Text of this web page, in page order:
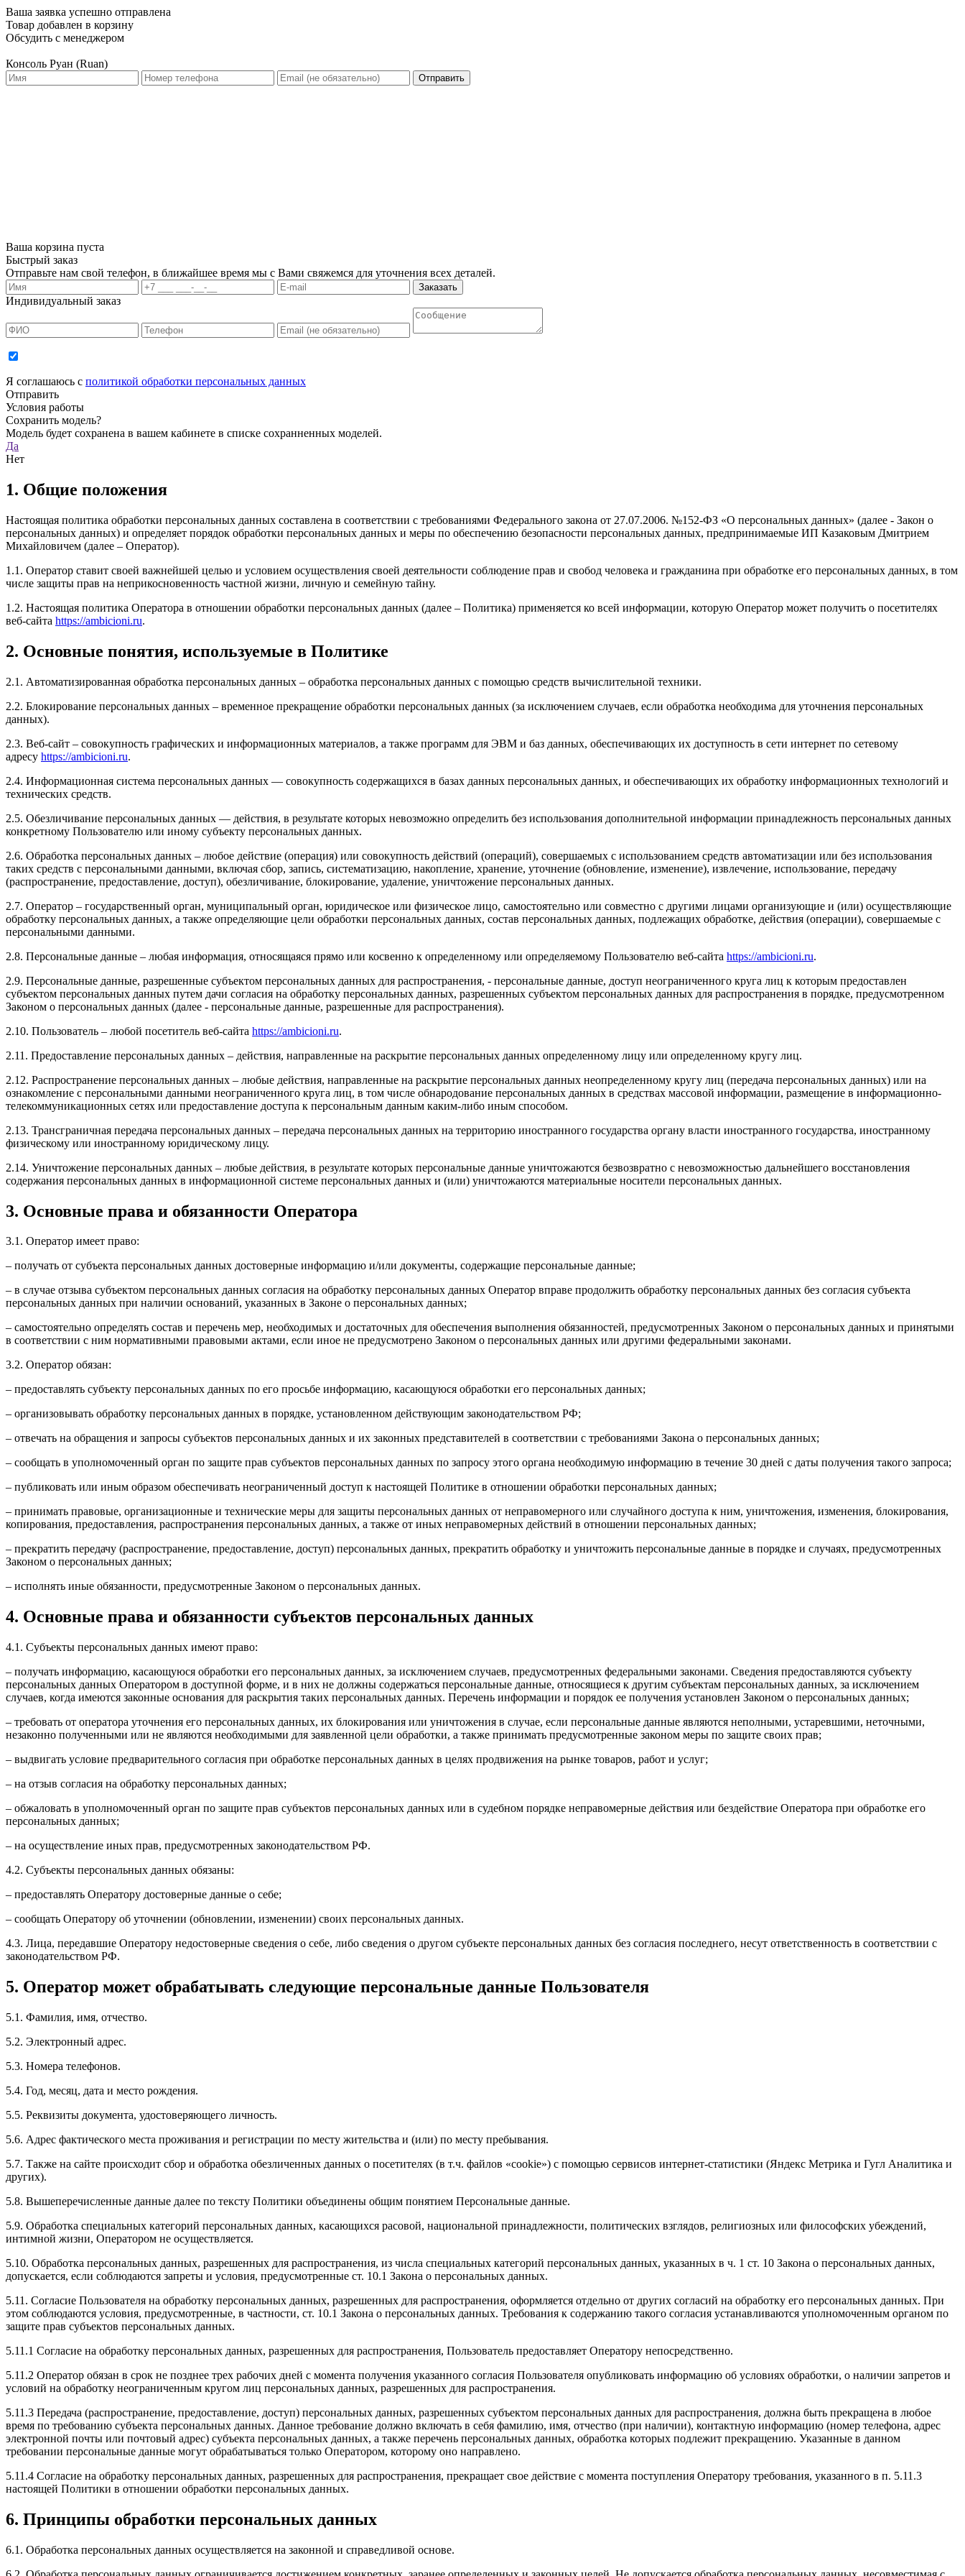
Ваша заявка успешно отправлена
Товар добавлен в корзину
Обсудить с менеджером
Консоль Руан (Ruan)
Отправить
Ваша корзина пуста
Быстрый заказ
Отправьте нам свой телефон, в ближайшее время мы с Вами свяжемся для уточнения всех деталей.
Заказать
Индивидуальный заказ
Я соглашаюсь с политикой обработки персональных данных
Отправить
Условия работы
Сохранить модель?
Модель будет сохранена в вашем кабинете в списке сохранненных моделей.
Да
Нет
1. Общие положения
Настоящая политика обработки персональных данных составлена в соответствии с требованиями Федерального закона от 27.07.2006. №152-ФЗ «О персональных данных» (далее - Закон о
персональных данных) и определяет порядок обработки персональных данных и меры по обеспечению безопасности персональных данных, предпринимаемые ИП Казаковым Дмитрием
Михайловичем (далее – Оператор).
1.1. Оператор ставит своей важнейшей целью и условием осуществления своей деятельности соблюдение прав и свобод человека и гражданина при обработке его персональных данных, в том
числе защиты прав на неприкосновенность частной жизни, личную и семейную тайну.
1.2. Настоящая политика Оператора в отношении обработки персональных данных (далее – Политика) применяется ко всей информации, которую Оператор может получить о посетителях
веб-сайта https://ambicioni.ru.
2. Основные понятия, используемые в Политике
2.1. Автоматизированная обработка персональных данных – обработка персональных данных с помощью средств вычислительной техники.
2.2. Блокирование персональных данных – временное прекращение обработки персональных данных (за исключением случаев, если обработка необходима для уточнения персональных
данных).
2.3. Веб-сайт – совокупность графических и информационных материалов, а также программ для ЭВМ и баз данных, обеспечивающих их доступность в сети интернет по сетевому
адресу https://ambicioni.ru.
2.4. Информационная система персональных данных — совокупность содержащихся в базах данных персональных данных, и обеспечивающих их обработку информационных технологий и
технических средств.
2.5. Обезличивание персональных данных — действия, в результате которых невозможно определить без использования дополнительной информации принадлежность персональных данных
конкретному Пользователю или иному субъекту персональных данных.
2.6. Обработка персональных данных – любое действие (операция) или совокупность действий (операций), совершаемых с использованием средств автоматизации или без использования
таких средств с персональными данными, включая сбор, запись, систематизацию, накопление, хранение, уточнение (обновление, изменение), извлечение, использование, передачу
(распространение, предоставление, доступ), обезличивание, блокирование, удаление, уничтожение персональных данных.
2.7. Оператор – государственный орган, муниципальный орган, юридическое или физическое лицо, самостоятельно или совместно с другими лицами организующие и (или) осуществляющие
обработку персональных данных, а также определяющие цели обработки персональных данных, состав персональных данных, подлежащих обработке, действия (операции), совершаемые с
персональными данными.
2.8. Персональные данные – любая информация, относящаяся прямо или косвенно к определенному или определяемому Пользователю веб-сайта https://ambicioni.ru.
2.9. Персональные данные, разрешенные субъектом персональных данных для распространения, - персональные данные, доступ неограниченного круга лиц к которым предоставлен
субъектом персональных данных путем дачи согласия на обработку персональных данных, разрешенных субъектом персональных данных для распространения в порядке, предусмотренном
Законом о персональных данных (далее - персональные данные, разрешенные для распространения).
2.10. Пользователь – любой посетитель веб-сайта https://ambicioni.ru.
2.11. Предоставление персональных данных – действия, направленные на раскрытие персональных данных определенному лицу или определенному кругу лиц.
2.12. Распространение персональных данных – любые действия, направленные на раскрытие персональных данных неопределенному кругу лиц (передача персональных данных) или на
ознакомление с персональными данными неограниченного круга лиц, в том числе обнародование персональных данных в средствах массовой информации, размещение в информационно-
телекоммуникационных сетях или предоставление доступа к персональным данным каким-либо иным способом.
2.13. Трансграничная передача персональных данных – передача персональных данных на территорию иностранного государства органу власти иностранного государства, иностранному
физическому или иностранному юридическому лицу.
2.14. Уничтожение персональных данных – любые действия, в результате которых персональные данные уничтожаются безвозвратно с невозможностью дальнейшего восстановления
содержания персональных данных в информационной системе персональных данных и (или) уничтожаются материальные носители персональных данных.
3. Основные права и обязанности Оператора
3.1. Оператор имеет право:
– получать от субъекта персональных данных достоверные информацию и/или документы, содержащие персональные данные;
– в случае отзыва субъектом персональных данных согласия на обработку персональных данных Оператор вправе продолжить обработку персональных данных без согласия субъекта
персональных данных при наличии оснований, указанных в Законе о персональных данных;
– самостоятельно определять состав и перечень мер, необходимых и достаточных для обеспечения выполнения обязанностей, предусмотренных Законом о персональных данных и принятыми
в соответствии с ним нормативными правовыми актами, если иное не предусмотрено Законом о персональных данных или другими федеральными законами.
3.2. Оператор обязан:
– предоставлять субъекту персональных данных по его просьбе информацию, касающуюся обработки его персональных данных;
– организовывать обработку персональных данных в порядке, установленном действующим законодательством РФ;
– отвечать на обращения и запросы субъектов персональных данных и их законных представителей в соответствии с требованиями Закона о персональных данных;
– сообщать в уполномоченный орган по защите прав субъектов персональных данных по запросу этого органа необходимую информацию в течение 30 дней с даты получения такого запроса;
– публиковать или иным образом обеспечивать неограниченный доступ к настоящей Политике в отношении обработки персональных данных;
– принимать правовые, организационные и технические меры для защиты персональных данных от неправомерного или случайного доступа к ним, уничтожения, изменения, блокирования,
копирования, предоставления, распространения персональных данных, а также от иных неправомерных действий в отношении персональных данных;
– прекратить передачу (распространение, предоставление, доступ) персональных данных, прекратить обработку и уничтожить персональные данные в порядке и случаях, предусмотренных
Законом о персональных данных;
– исполнять иные обязанности, предусмотренные Законом о персональных данных.
4. Основные права и обязанности субъектов персональных данных
4.1. Субъекты персональных данных имеют право:
– получать информацию, касающуюся обработки его персональных данных, за исключением случаев, предусмотренных федеральными законами. Сведения предоставляются субъекту
персональных данных Оператором в доступной форме, и в них не должны содержаться персональные данные, относящиеся к другим субъектам персональных данных, за исключением
случаев, когда имеются законные основания для раскрытия таких персональных данных. Перечень информации и порядок ее получения установлен Законом о персональных данных;
– требовать от оператора уточнения его персональных данных, их блокирования или уничтожения в случае, если персональные данные являются неполными, устаревшими, неточными,
незаконно полученными или не являются необходимыми для заявленной цели обработки, а также принимать предусмотренные законом меры по защите своих прав;
– выдвигать условие предварительного согласия при обработке персональных данных в целях продвижения на рынке товаров, работ и услуг;
– на отзыв согласия на обработку персональных данных;
– обжаловать в уполномоченный орган по защите прав субъектов персональных данных или в судебном порядке неправомерные действия или бездействие Оператора при обработке его
персональных данных;
– на осуществление иных прав, предусмотренных законодательством РФ.
4.2. Субъекты персональных данных обязаны:
– предоставлять Оператору достоверные данные о себе;
– сообщать Оператору об уточнении (обновлении, изменении) своих персональных данных.
4.3. Лица, передавшие Оператору недостоверные сведения о себе, либо сведения о другом субъекте персональных данных без согласия последнего, несут ответственность в соответствии с
законодательством РФ.
5. Оператор может обрабатывать следующие персональные данные Пользователя
5.1. Фамилия, имя, отчество.
5.2. Электронный адрес.
5.3. Номера телефонов.
5.4. Год, месяц, дата и место рождения.
5.5. Реквизиты документа, удостоверяющего личность.
5.6. Адрес фактического места проживания и регистрации по месту жительства и (или) по месту пребывания.
5.7. Также на сайте происходит сбор и обработка обезличенных данных о посетителях (в т.ч. файлов «cookie») с помощью сервисов интернет-статистики (Яндекс Метрика и Гугл Аналитика и
других).
5.8. Вышеперечисленные данные далее по тексту Политики объединены общим понятием Персональные данные.
5.9. Обработка специальных категорий персональных данных, касающихся расовой, национальной принадлежности, политических взглядов, религиозных или философских убеждений,
интимной жизни, Оператором не осуществляется.
5.10. Обработка персональных данных, разрешенных для распространения, из числа специальных категорий персональных данных, указанных в ч. 1 ст. 10 Закона о персональных данных,
допускается, если соблюдаются запреты и условия, предусмотренные ст. 10.1 Закона о персональных данных.
5.11. Согласие Пользователя на обработку персональных данных, разрешенных для распространения, оформляется отдельно от других согласий на обработку его персональных данных. При
этом соблюдаются условия, предусмотренные, в частности, ст. 10.1 Закона о персональных данных. Требования к содержанию такого согласия устанавливаются уполномоченным органом по
защите прав субъектов персональных данных.
5.11.1 Согласие на обработку персональных данных, разрешенных для распространения, Пользователь предоставляет Оператору непосредственно.
5.11.2 Оператор обязан в срок не позднее трех рабочих дней с момента получения указанного согласия Пользователя опубликовать информацию об условиях обработки, о наличии запретов и
условий на обработку неограниченным кругом лиц персональных данных, разрешенных для распространения.
5.11.3 Передача (распространение, предоставление, доступ) персональных данных, разрешенных субъектом персональных данных для распространения, должна быть прекращена в любое
время по требованию субъекта персональных данных. Данное требование должно включать в себя фамилию, имя, отчество (при наличии), контактную информацию (номер телефона, адрес
электронной почты или почтовый адрес) субъекта персональных данных, а также перечень персональных данных, обработка которых подлежит прекращению. Указанные в данном
требовании персональные данные могут обрабатываться только Оператором, которому оно направлено.
5.11.4 Согласие на обработку персональных данных, разрешенных для распространения, прекращает свое действие с момента поступления Оператору требования, указанного в п. 5.11.3
настоящей Политики в отношении обработки персональных данных.
6. Принципы обработки персональных данных
6.1. Обработка персональных данных осуществляется на законной и справедливой основе.